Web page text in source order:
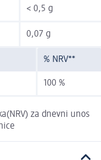
< 0,5 g
0,07 g
% NRV**
100 %
za dnevni unos